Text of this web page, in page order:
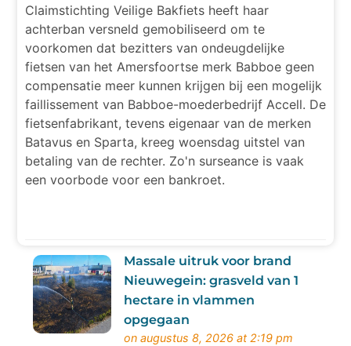
Claimstichting Veilige Bakfiets heeft haar
achterban versneld gemobiliseerd om te
voorkomen dat bezitters van ondeugdelijke
fietsen van het Amersfoortse merk Babboe geen
compensatie meer kunnen krijgen bij een mogelijk
faillissement van Babboe-moederbedrijf Accell. De
fietsenfabrikant, tevens eigenaar van de merken
Batavus en Sparta, kreeg woensdag uitstel van
betaling van de rechter. Zo'n surseance is vaak
een voorbode voor een bankroet.
Massale uitruk voor brand
Nieuwegein: grasveld van 1
hectare in vlammen
opgegaan
on augustus 8, 2026 at 2:19 pm